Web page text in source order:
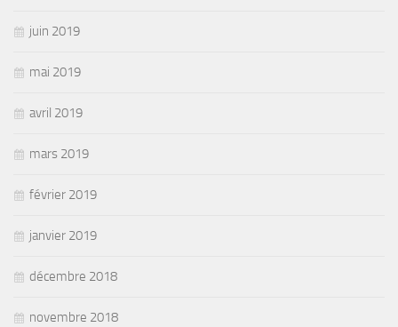
juin 2019
mai 2019
avril 2019
mars 2019
février 2019
janvier 2019
décembre 2018
novembre 2018